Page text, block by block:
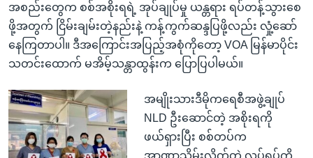
အစည်းတွေက စစ်အစိုးရရဲ့ အုပ်ချုပ်မှု ယန္တရား ရပ်တန့်သွားစေ
ဖို့အတွက် ငြိမ်းချမ်းတဲ့နည်းနဲ့ ကန့်ကွက်ဆန္ဒပြဖို့လည်း လှုံ့ဆော်
နေကြတာပါ။ ဒီအကြောင်းအပြည့်အစုံကိုတော့ VOA မြန်မာပိုင်း
သတင်းထောက် မအိမ့်သန္တာထွန်းက ပြောပြပါမယ်။
အမျိုးသားဒီမိုကရေစီအဖွဲ့ချုပ်
NLD ဦးဆောင်တဲ့ အစိုးရကို
ဖယ်ရှားပြီး စစ်တပ်က
အာဏာသိမ်းလိုက်တဲ့ လုပ်ရပ်ကို